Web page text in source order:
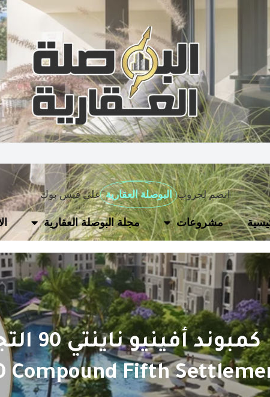
انضم لجروب البوصلة العقارية على فيس بوك
مشروعات مجلة البوصلة العقارية
Compound Fifth